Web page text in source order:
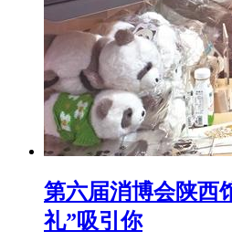
第六届消博会陕西
礼”吸引你